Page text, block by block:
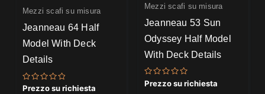
Mezzi scafi su misura
Jeanneau 64 Half
Model With Deck
Details
Valutato
Prezzo su richiesta
Mezzi scafi su misura
Jeanneau 53 Sun
Odyssey Half Model
With Deck Details
Valutato
Prezzo su richiesta